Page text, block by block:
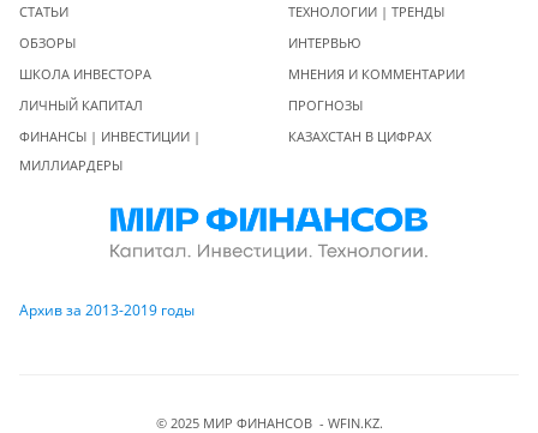
СТАТЬИ
ОБЗОРЫ
ШКОЛА ИНВЕСТОРА
ЛИЧНЫЙ КАПИТАЛ
ФИНАНСЫ | ИНВЕСТИЦИИ |
МИЛЛИАРДЕРЫ
ТЕХНОЛОГИИ | ТРЕНДЫ
ИНТЕРВЬЮ
МНЕНИЯ И КОММЕНТАРИИ
ПРОГНОЗЫ
КАЗАХСТАН В ЦИФРАХ
Архив за 2013-2019 годы
© 2025 МИР ФИНАНСОВ - WFIN.KZ.